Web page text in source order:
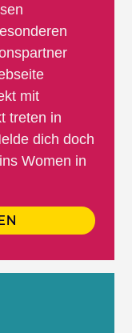
mit
treten in
dich doch
Women in